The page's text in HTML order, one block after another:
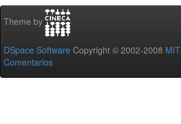
Theme by
DSpace Software Copyright © 2002-2008 MIT
Comentarios